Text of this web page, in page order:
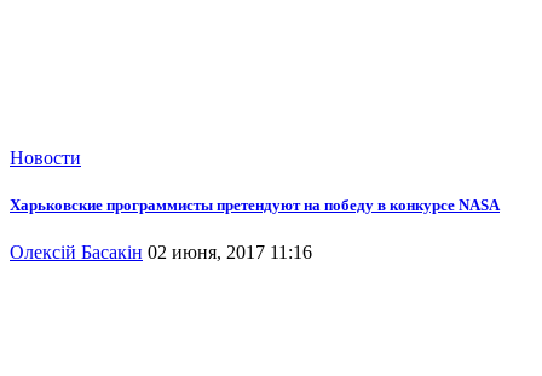
Новости
Харьковские программисты претендуют на победу в конкурсе NASA
Олексій Басакін 02 июня, 2017 11:16